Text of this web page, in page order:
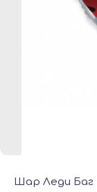
Шар Леди Баг